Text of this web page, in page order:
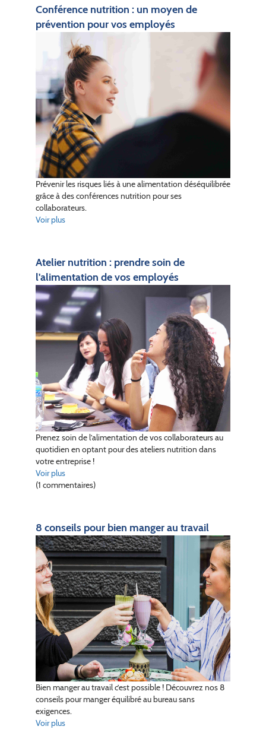
Conférence nutrition : un moyen de
prévention pour vos employés
Prévenir les risques liés à une alimentation déséquilibrée
grâce à des conférences nutrition pour ses
collaborateurs.
Voir plus
Atelier nutrition : prendre soin de
l'alimentation de vos employés
Prenez soin de l’alimentation de vos collaborateurs au
quotidien en optant pour des ateliers nutrition dans
votre entreprise !
Voir plus
(1 commentaires)
8 conseils pour bien manger au travail
Bien manger au travail c’est possible ! Découvrez nos 8
conseils pour manger équilibré au bureau sans
exigences.
Voir plus